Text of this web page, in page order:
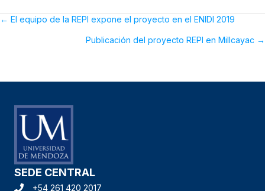
POSTS
NAVIGATION
← El equipo de la REPI expone el proyecto en el ENIDI 2019
Publicación del proyecto REPI en Millcayac →
SEDE CENTRAL
+54 261 420 2017